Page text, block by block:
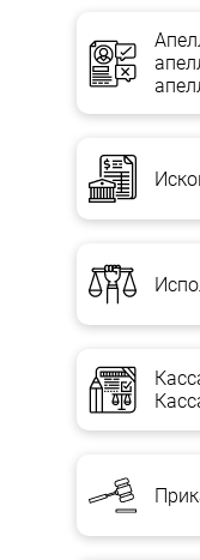
После расчетов с
возникновение
— стоимости
— стоимость
учредителями по
Так как имущество,
требований всех
передается его
учредительными
этапом ликвидации
Имущество частного
собственнику или